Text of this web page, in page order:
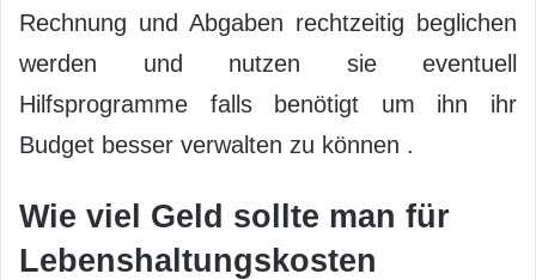
Rechnung und Abgaben rechtzeitig beglichen
werden und nutzen sie eventuell
Hilfsprogramme falls benötigt um ihn ihr
Budget besser verwalten zu können .
Wie viel Geld sollte man für
Lebenshaltungskosten